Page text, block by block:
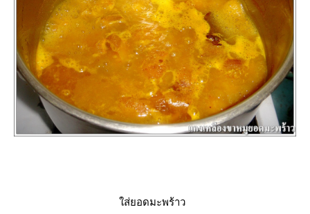
ส่ยอดมะพร้าว